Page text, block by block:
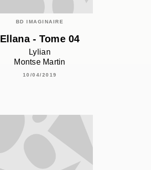
BD IMAGINAIRE
Ellana - Tome 04
Lylian
Montse Martin
10/04/2019